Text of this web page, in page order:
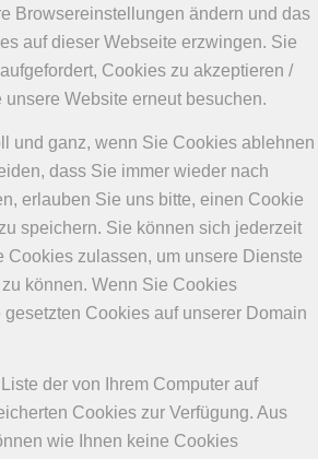
Browsereinstellungen ändern und das
auf dieser Webseite erzwingen. Sie
Cookies zu akzeptieren /
Website erneut besuchen.
und ganz, wenn Sie Cookies ablehnen
dass Sie immer wieder nach
erlauben Sie uns bitte, einen Cookie
speichern. Sie können sich jederzeit
Cookies zulassen, um unsere Dienste
können. Wenn Sie Cookies
Cookies auf unserer Domain
der von Ihrem Computer auf
Cookies zur Verfügung. Aus
wie Ihnen keine Cookies